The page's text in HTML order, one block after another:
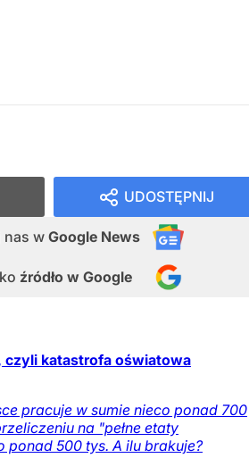
UDOSTĘPNIJ
nas w Google News
źródło w Google
czyli katastrofa oświatowa
pracuje w sumie nieco ponad 700
na "pełne etaty
ponad 500 tys. A ilu brakuje?